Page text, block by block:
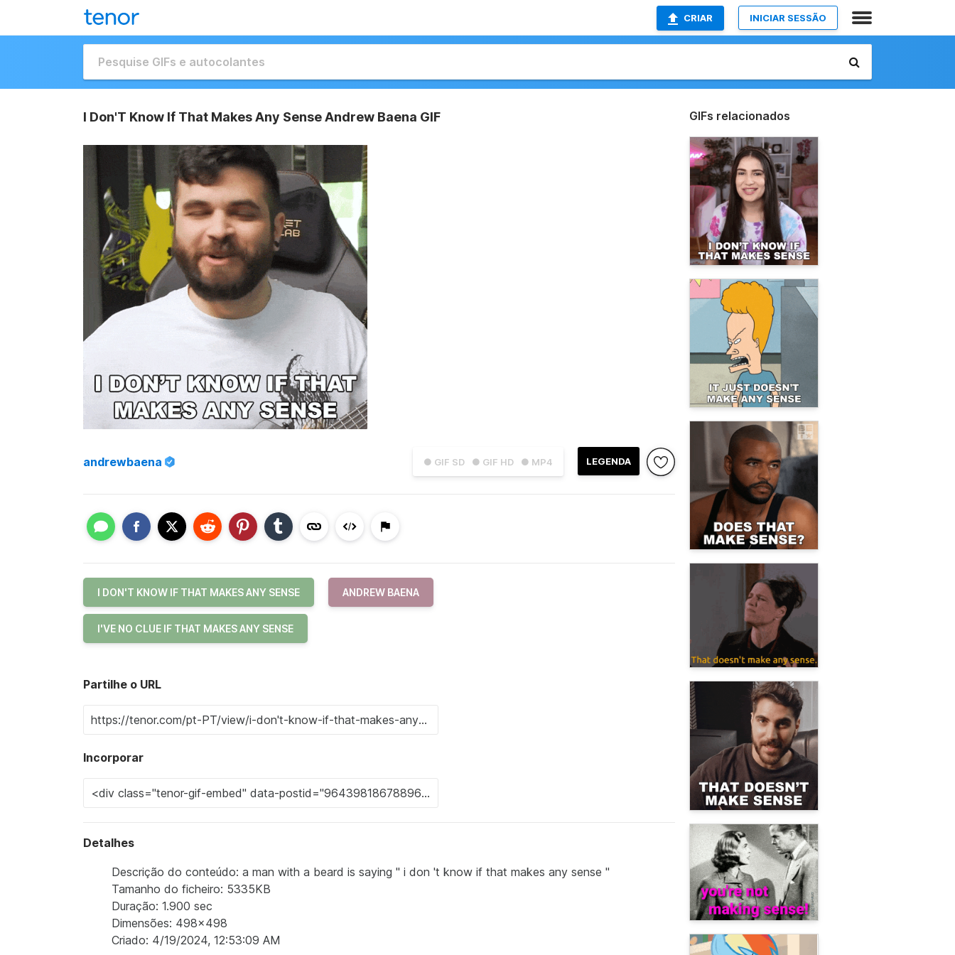
CRIAR INICIAR SESSÃO
I Don'T Know If That Makes Any Sense Andrew Baena GIF
● GIF SD ● GIF HD ● MP4 LEGENDA
andrewbaena
I DON'T KNOW IF THAT MAKES ANY SENSE ANDREW BAENA
I'VE NO CLUE IF THAT MAKES ANY SENSE
Partilhe o URL
Incorporar
Detalhes
Descrição do conteúdo: a man with a beard is saying " i don 't know if that makes any sense "
Tamanho do ficheiro: 5335KB
Duração: 1.900 sec
Dimensões: 498x498
Criado: 4/19/2024, 12:53:09 AM
GIFs relacionados